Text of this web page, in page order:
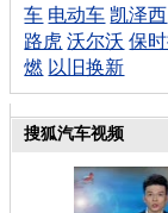
车 电动车 凯泽西
路虎 沃尔沃 保
燃 以旧换新
搜狐汽车视频